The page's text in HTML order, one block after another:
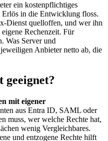
ein kostenpflichtiges
Erlös in die Entwicklung floss.
Dienst quelloffen, und wer ihn
Rechenzeit. Für
Was Server und
Anbieter netto ab, die
mit eigener
aus Entra ID, SAML oder
muss, wer welche Rechte hat,
wenig Vergleichbares.
und entzogene Rechte hilft